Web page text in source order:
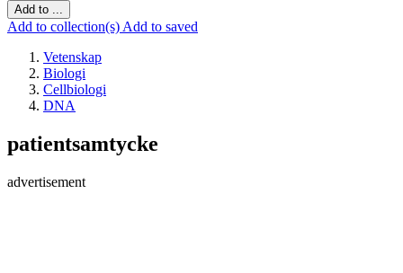
Add to ...
Add to collection(s) Add to saved
Vetenskap
Biologi
Cellbiologi
DNA
patientsamtycke
advertisement